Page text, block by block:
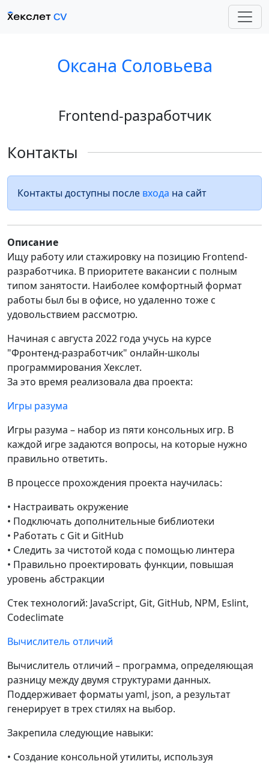
Оксана Соловьева
Frontend-разработчик
Контакты
Контакты доступны после входа на сайт
Описание
Ищу работу или стажировку на позицию Frontend-
разработчика. В приоритете вакансии с полным
типом занятости. Наиболее комфортный формат
работы был бы в офисе, но удаленно тоже с
удовольствием рассмотрю.
Начиная с августа 2022 года учусь на курсе
"Фронтенд-разработчик" онлайн-школы
программирования Хекслет.
За это время реализовала два проекта:
Игры разума
Игры разума – набор из пяти консольных игр. В
каждой игре задаются вопросы, на которые нужно
правильно ответить.
В процессе прохождения проекта научилась:
• Настраивать окружение
• Подключать дополнительные библиотеки
• Работать с Git и GitHub
• Следить за чистотой кода с помощью линтера
• Правильно проектировать функции, повышая
уровень абстракции
Стек технологий: JavaScript, Git, GitHub, NPM, Eslint,
Codeclimate
Вычислитель отличий
Вычислитель отличий – программа, определяющая
разницу между двумя структурами данных.
Поддерживает форматы yaml, json, а результат
генерирует в трех стилях на выбор.
Закрепила следующие навыки:
• Создание консольной утилиты, используя